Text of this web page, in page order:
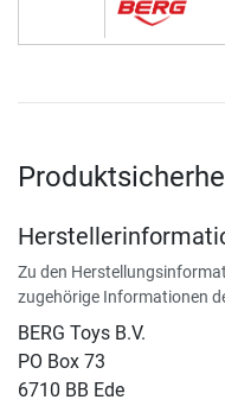
Zu den
zugehörige Informationen
BERG Toys B.V.
​PO Box 73
6710 BB Ede